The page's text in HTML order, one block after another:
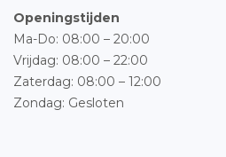
Openingstijden
Ma-Do: 08:00 – 20:00
Vrijdag: 08:00 – 22:00
Zaterdag: 08:00 – 12:00
Zondag: Gesloten